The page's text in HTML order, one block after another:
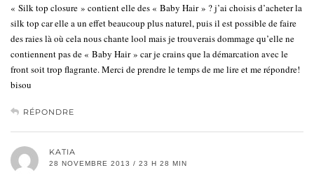
« Silk top closure » contient elle des « Baby Hair » ? j’ai choisis d’acheter la
silk top car elle a un effet beaucoup plus naturel, puis il est possible de faire
des raies là où cela nous chante lool mais je trouverais dommage qu’elle ne
contiennent pas de « Baby Hair » car je crains que la démarcation avec le
front soit trop flagrante. Merci de prendre le temps de me lire et me répondre!
bisou
RÉPONDRE
KATIA
28 NOVEMBRE 2013 / 23 H 28 MIN